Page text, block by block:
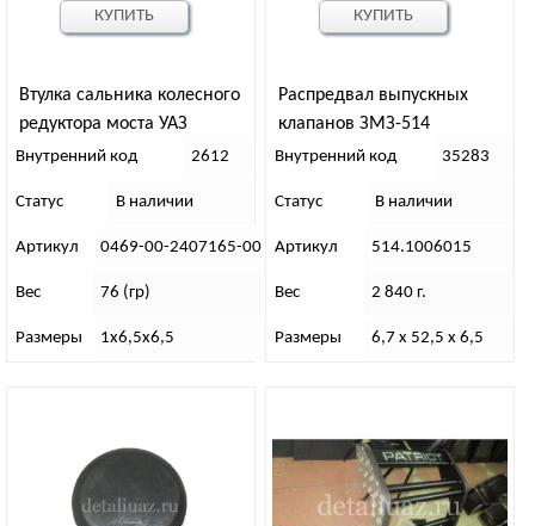
Втулка сальника колесного
редуктора моста УАЗ
Внутренний код 2612
Статус В наличии
Артикул 0469-00-2407165-00
Вес 76 (гр)
Размеры 1х6,5х6,5
КУПИТЬ
Распредвал выпускных
клапанов ЗМЗ-514
Внутренний код 35283
Статус В наличии
Артикул 514.1006015
Вес 2 840 г.
Размеры 6,7 х 52,5 х 6,5
КУПИТЬ